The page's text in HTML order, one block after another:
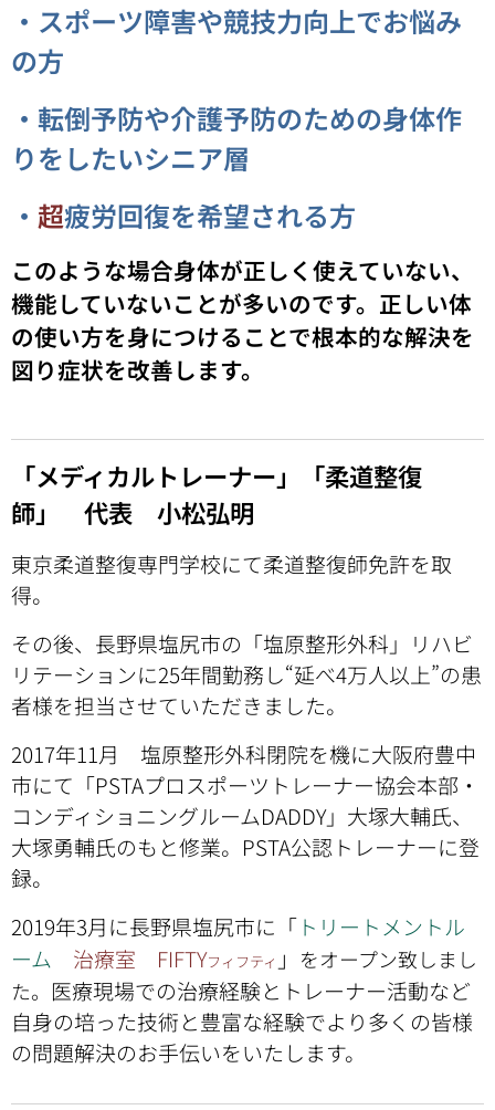
・スポーツ障害や競技力向上でお悩み
の方
・転倒予防や介護予防のための身体作
りをしたいシニア層
・ 超疲労回復を希望される方
このような場合身体が正しく使えていない、
機能していないことが多いのです。正しい体
の使い方を身につけることで根本的な解決を
図り症状を改善します。
「メディカルトレーナー」「柔道整復
師」 代表 小松弘明
東京柔道整復専門学校にて柔道整復師免許を取
得。
その後、長野県塩尻市の「塩原整形外科」リハビ
リテーションに25年間勤務し“延べ4万人以上”の患
者様を担当させていただきました。
2017年11月 塩原整形外科閉院を機に大阪府豊中
市にて「PSTAプロスポーツトレーナー協会本部・
コンディショニングルームDADDY」大塚大輔氏、
大塚勇輔氏のもと修業。PSTA公認トレーナーに登
録。
2019年3月に長野県塩尻市に「 トリートメントル
ーム 治療室 FIFTYフィフティ 」 をオープン致しまし
た。 医療現場での治療経験とトレーナー活動など
自身の培った技術と豊富な経験でより多くの皆様
の問題解決のお手伝いをいたします。